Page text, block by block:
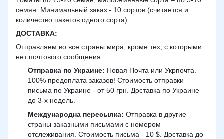
семян. Минимальный заказ - 10 сортов (считается и
количество пакетов одного сорта).
ДОСТАВКА:
Отправляем во все страны мира, кроме тех, с которыми
нет почтового сообщения:
Отправка по Украине: Новая Почта или Укрпочта.
100% предоплата заказов! Стоимость отправки
письма по Украине - от 50 грн. Доставка по Украине
до 3-х недель.
Международна пересылка: Отправка в другие
страны заказными письмами с номером
отслеживания. Стоимость письма - 10 $. Доставка до